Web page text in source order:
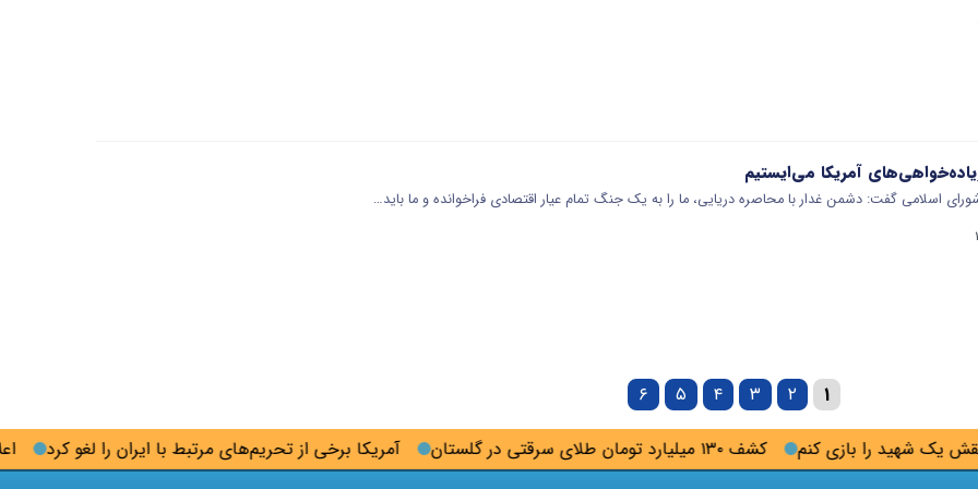
آمریکا برخی از تحریم‌های مرتبط با ایران را لغو کرد کشف ۱۳۰ میلیارد تومان طلای سرقتی در گلستان شهید را بازی کنم
زیاده‌خواهی‌های آمریکا می‌ایستیم
اسلامی گفت: دشمن غدار با محاصره دریایی، ما را به یک جنگ تمام عیار اقتصادی فراخوانده و ما باید…
۱ ۲ ۳ ۴ ۵ ۶